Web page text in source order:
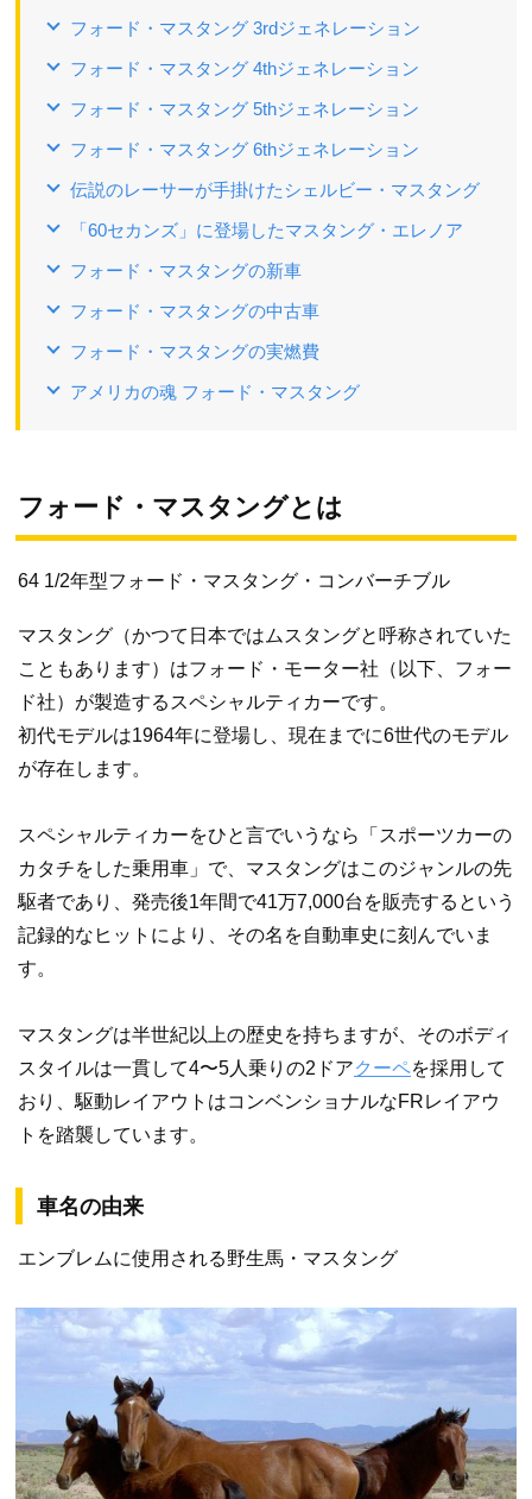
フォード・マスタング 3rdジェネレーション
フォード・マスタング 4thジェネレーション
フォード・マスタング 5thジェネレーション
フォード・マスタング 6thジェネレーション
伝説のレーサーが手掛けたシェルビー・マスタング
「60セカンズ」に登場したマスタング・エレノア
フォード・マスタングの新車
フォード・マスタングの中古車
フォード・マスタングの実燃費
アメリカの魂 フォード・マスタング
フォード・マスタングとは
64 1/2年型フォード・マスタング・コンバーチブル
マスタング（かつて日本ではムスタングと呼称されていた
こともあります）はフォード・モーター社（以下、フォー
ド社）が製造するスペシャルティカーです。
初代モデルは1964年に登場し、現在までに6世代のモデル
が存在します。
スペシャルティカーをひと言でいうなら「スポーツカーの
カタチをした乗用車」で、マスタングはこのジャンルの先
駆者であり、発売後1年間で41万7,000台を販売するという
記録的なヒットにより、その名を自動車史に刻んでいま
す。
マスタングは半世紀以上の歴史を持ちますが、そのボディ
スタイルは一貫して4〜5人乗りの2ドアクーペを採用して
おり、駆動レイアウトはコンベンショナルなFRレイアウ
トを踏襲しています。
車名の由来
エンブレムに使用される野生馬・マスタング